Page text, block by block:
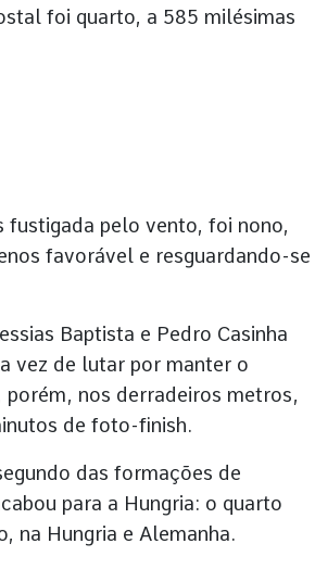
foi quarto, a 585 milésimas
fustigada pelo vento, foi nono,
favorável e resguardando-se
Baptista e Pedro Casinha
vez de lutar por manter o
nos derradeiros metros,
de foto-finish.
das formações de
para a Hungria: o quarto
na Hungria e Alemanha.